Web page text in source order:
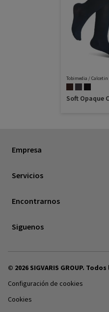
Tobimedia / Calcetin
Soft Opaque
Empresa
Trabajar con nostros
Servicios
Encontrarnos
Contáctenos
Siguenos
© 2026 SIGVARIS GROUP.
Configuración de cookies
Cookies